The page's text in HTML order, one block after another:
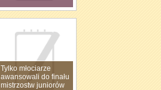
Tylko młociarze
awansowali do finału
mistrzostw juniorów